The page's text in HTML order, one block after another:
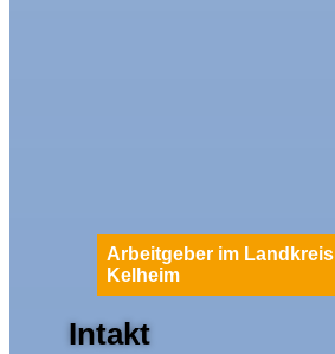
Arbeitgeber im Landkreis
Kelheim
Intakt